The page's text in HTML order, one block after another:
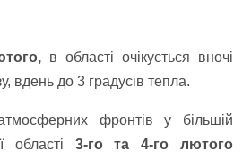
в області очікується вночі
вдень до 3 градусів тепла.
фронтів у більшій
області 3-го та 4-го лютого